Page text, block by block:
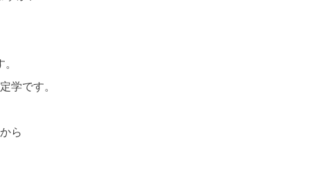
学です。
ら